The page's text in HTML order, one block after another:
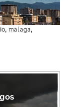
, malaga,